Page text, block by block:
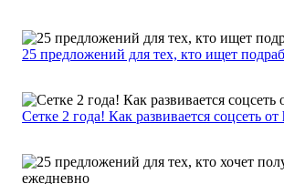
25 предложений для тех, кто ищет
Сетке 2 года! Как развивается соцсеть от